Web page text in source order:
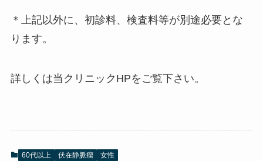
＊上記以外に、初診料、検査料等が別途必要とな
ります。
詳しくは当クリニックHPをご覧下さい。
60代以上 伏在静脈瘤 女性